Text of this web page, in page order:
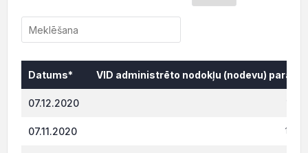
Datums*
VID administrēto nodokļu (nodevu)
07.12.2020
07.11.2020 1